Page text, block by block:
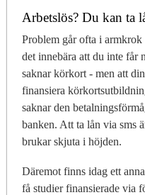
Arbetslös? Du kan ta
Problem går ofta i armkrok
det innebära att du inte får
saknar körkort - men att
finansiera
saknar den
banken. Att ta lån via sms
brukar skjuta i höjden.
Däremot finns idag ett
få studier finansierade via